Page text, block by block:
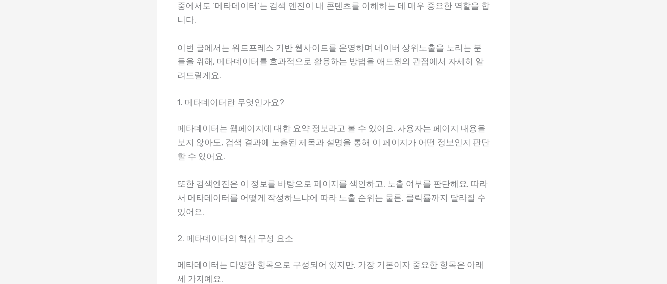
중에서도 ‘메타데이터’는 검색 엔진이 내 콘텐츠를 이해하는 데 매우 중요한 역할을 합
니다.
이번 글에서는 워드프레스 기반 웹사이트를 운영하며 네이버 상위노출을 노리는 분
들을 위해, 메타데이터를 효과적으로 활용하는 방법을 애드윈의 관점에서 자세히 알
려드릴게요.
1. 메타데이터란 무엇인가요?
메타데이터는 웹페이지에 대한 요약 정보라고 볼 수 있어요. 사용자는 페이지 내용을
보지 않아도, 검색 결과에 노출된 제목과 설명을 통해 이 페이지가 어떤 정보인지 판단
할 수 있어요.
또한 검색엔진은 이 정보를 바탕으로 페이지를 색인하고, 노출 여부를 판단해요. 따라
서 메타데이터를 어떻게 작성하느냐에 따라 노출 순위는 물론, 클릭률까지 달라질 수
있어요.
2. 메타데이터의 핵심 구성 요소
메타데이터는 다양한 항목으로 구성되어 있지만, 가장 기본이자 중요한 항목은 아래
세 가지예요.